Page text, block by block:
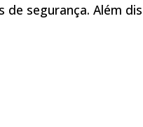
segurança. Além